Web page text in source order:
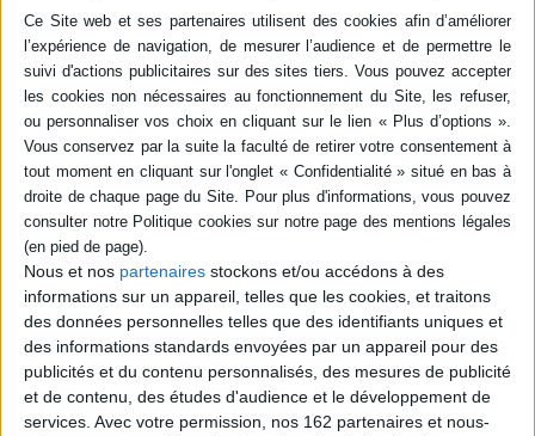
Nous et nos partenaires stockons et/ou accédons à des
informations sur un appareil, telles que les cookies, et traitons
des données personnelles telles que des identifiants uniques et
des informations standards envoyées par un appareil pour des
publicités et du contenu personnalisés, des mesures de publicité
et de contenu, des études d'audience et le développement de
services. Avec votre permission, nos 162 partenaires et nous-
Début des rencontres le 8 septembre !
Sciences humaines - Histoire
Arts
Le 08/09/2026